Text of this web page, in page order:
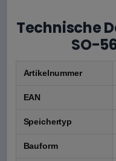
Technische
SO-
Artikelnummer
EAN
Speichertyp
Bauform